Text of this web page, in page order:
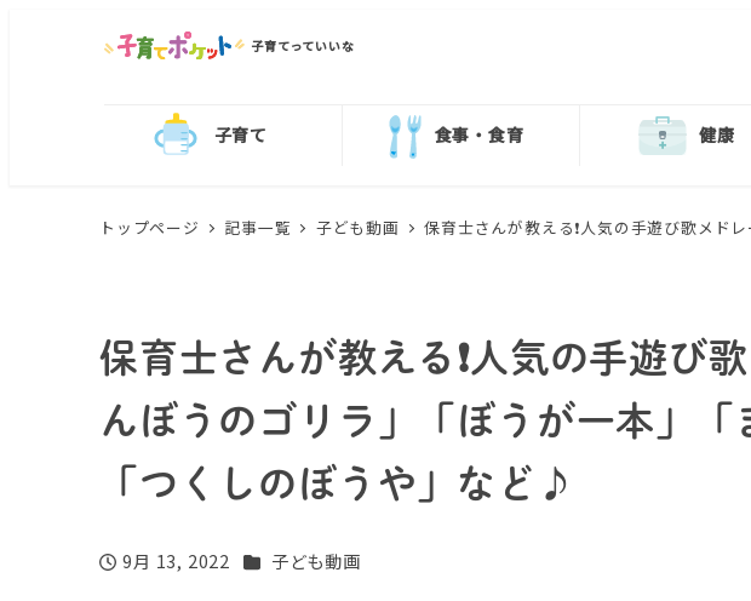
子育てっていいな
子育て 食事・食育 健康
トップページ 記事一覧 子ども動画 保育士さんが教える❗️人気の手遊び歌メ
保育士さんが教える❗️人気の手遊び
んぼうのゴリラ」「ぼうが一本」「
「つくしのぼうや」など♪
投稿日
9月 13, 2022 カテゴリー
子ども動画